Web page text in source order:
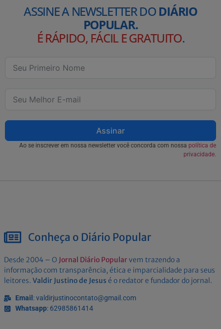
ASSINE A NEWSLETTER DODIÁRIO
POPULAR.
É RÁPIDO, FÁCIL E GRATUITO.
Assinar
Ao se inscrever em nossa newsletter você concorda com nossa política de
privacidade.
Conheça o Diário Popular
Desde 2004 – O Jornal Diário Popularvem trazendo a
informação com transparência, ética e imparcialidade para seus
leitores. Valdir Justino de Jesus é o redator e fundador do jornal.
Email : valdirjustinocontato@gmail.com
Whatsapp: 62985861414